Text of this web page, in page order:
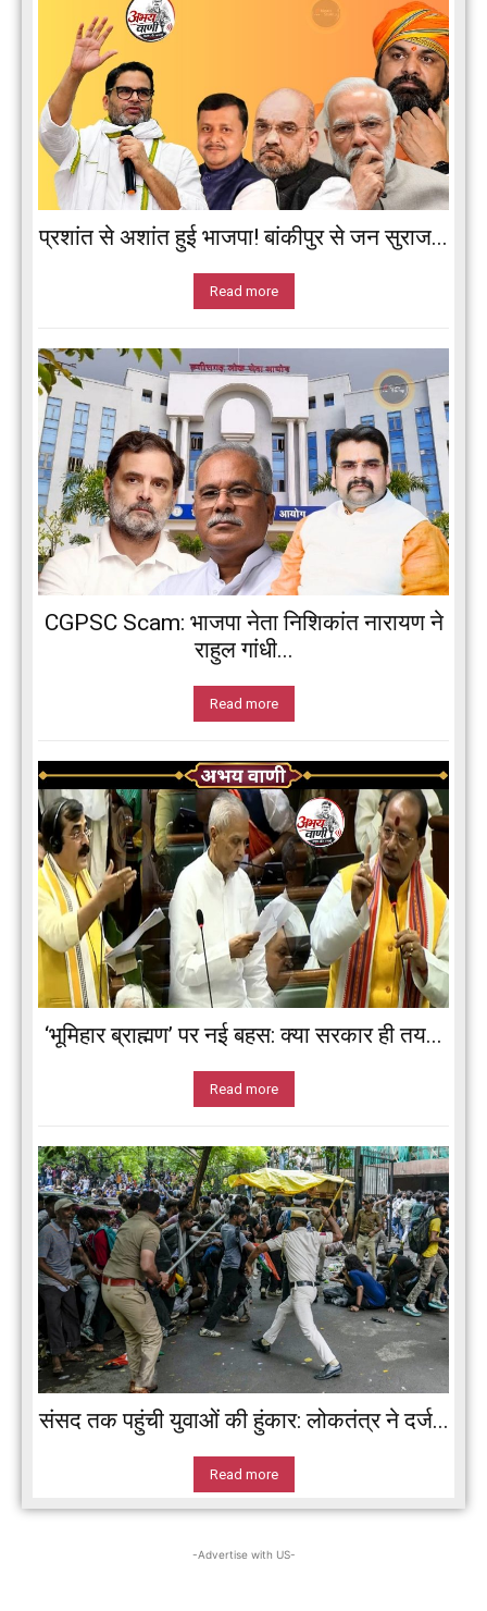
प्रशांत से अशांत हुई भाजपा! बांकीपुर से जन सुराज...
Read more
CGPSC Scam: भाजपा नेता निशिकांत नारायण ने
राहुल गांधी...
Read more
‘भूमिहार ब्राह्मण’ पर नई बहस: क्या सरकार ही तय...
Read more
संसद तक पहुंची युवाओं की हुंकार: लोकतंत्र ने दर्ज...
Read more
-Advertise with US-